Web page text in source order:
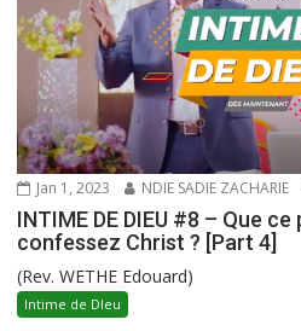
Jan 1, 2023 NDIE SADIE ZACHARIE
INTIME DE DIEU #8 – Que
confessez Christ ? [Part 4]
(Rev. WETHE Edouard)
Intime de DIeu